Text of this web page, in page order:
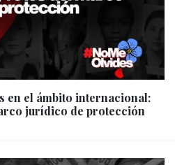
en el ámbito internacional:
jurídico de protección